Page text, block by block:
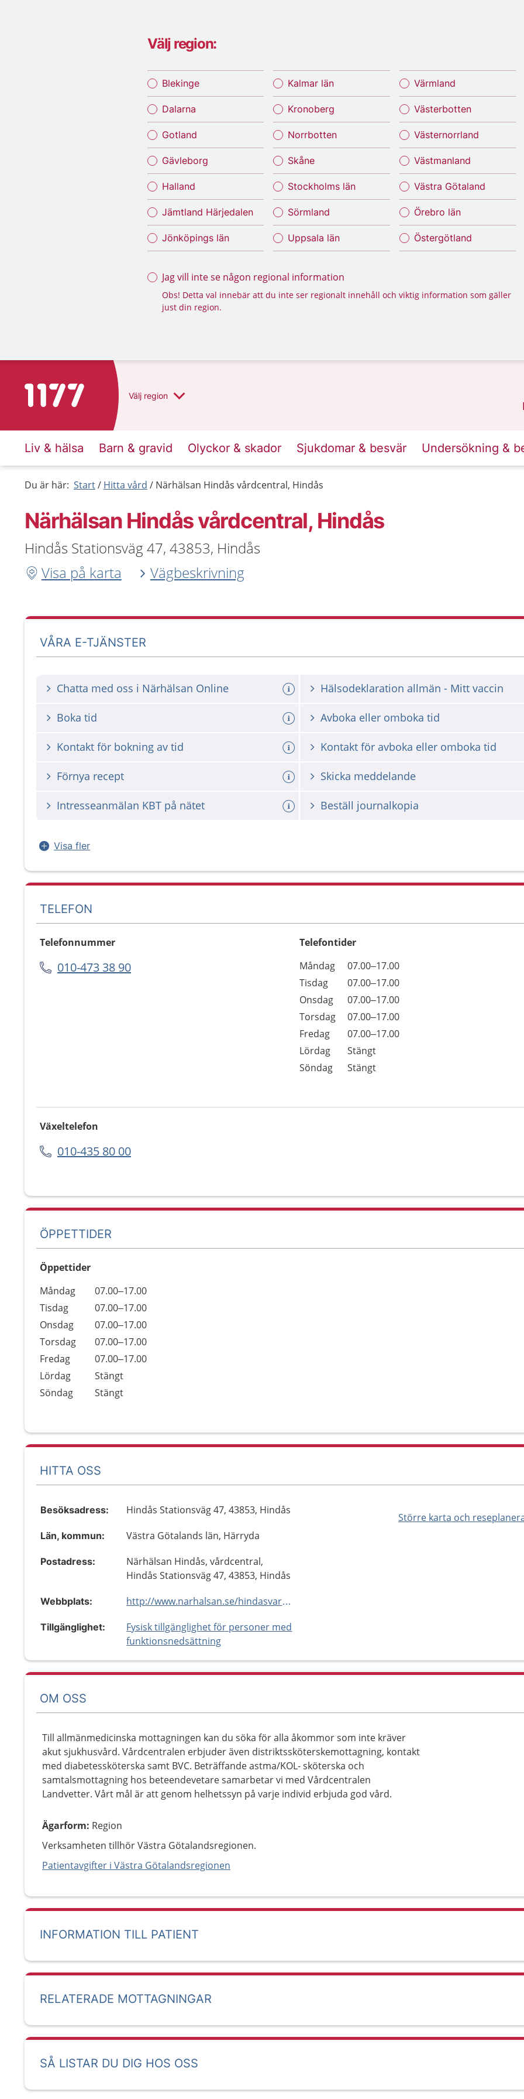
Välj region:
Blekinge
Dalarna
Gotland
Gävleborg
Halland
Jämtland Härjedalen
Jönköpings län
Kalmar län
Kronoberg
Norrbotten
Skåne
Stockholms län
Sörmland
Uppsala län
Värmland
Västerbotten
Västernorrland
Västmanland
Västra Götaland
Örebro län
Östergötland
Jag vill inte se någon regional information
Obs! Detta val innebär att du inte ser regionalt innehåll och viktig information som gäller
just din region.
Till startsidan för 1177 Välj region
Liv & hälsa Barn & gravid Olyckor & skador Sjukdomar & besvär Undersökning &
Du är här: Start Hitta vård Närhälsan Hindås vårdcentral, Hindås
Närhälsan Hindås vårdcentral, Hindås
Hindås Stationsväg 47, 43853, Hindås
Visa på karta
Vägbeskrivning
VÅRA E-TJÄNSTER
Chatta med oss i Närhälsan Online Hälsodeklaration allmän - Mitt vaccin
Boka tid Avboka eller omboka tid
Kontakt för bokning av tid Kontakt för avboka eller omboka tid
Förnya recept Skicka meddelande
Intresseanmälan KBT på nätet Beställ journalkopia
Visa fler
TELEFON
Telefonnummer
010-473 38 90
Telefontider
Dag
Öppettider
Kommentarer
Måndag
07.00–17.00
Tisdag
07.00–17.00
Onsdag
07.00–17.00
Torsdag
07.00–17.00
Fredag
07.00–17.00
Lördag
Stängt
Söndag
Stängt
Växeltelefon
010-435 80 00
ÖPPETTIDER
Öppettider
Dag
Öppettider
Kommentarer
Måndag
07.00–17.00
Tisdag
07.00–17.00
Onsdag
07.00–17.00
Torsdag
07.00–17.00
Fredag
07.00–17.00
Lördag
Stängt
Söndag
Stängt
HITTA OSS
Större karta och
Besöksadress: Hindås Stationsväg 47, 43853, Hindås
Län, kommun: Västra Götalands län, Härryda
Postadress:
Närhälsan Hindås, vårdcentral,
Hindås Stationsväg 47, 43853, Hindås
Webbplats: http://www.narhalsan.se/hindasvardcentral
Tillgänglighet:
Fysisk tillgänglighet för personer med
funktionsnedsättning
OM OSS
Till allmänmedicinska mottagningen kan du söka för alla åkommor som inte kräver
akut sjukhusvård. Vårdcentralen erbjuder även distriktssköterskemottagning, kontakt
med diabetessköterska samt BVC. Beträffande astma/KOL- sköterska och
samtalsmottagning hos beteendevetare samarbetar vi med Vårdcentralen
Landvetter. Vårt mål är att genom helhetssyn på varje individ erbjuda god vård.
Ägarform: Region
Verksamheten tillhör Västra Götalandsregionen.
Patientavgifter i Västra Götalandsregionen
INFORMATION TILL PATIENT
RELATERADE MOTTAGNINGAR
SÅ LISTAR DU DIG HOS OSS